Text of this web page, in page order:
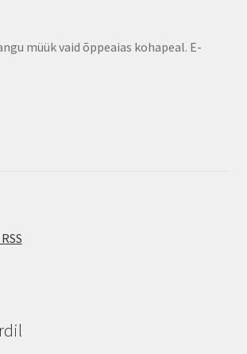
müük vaid õppeaias kohapeal. E-